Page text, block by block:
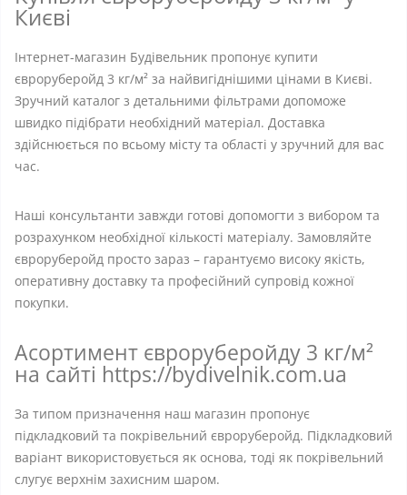
Києві
Інтернет-магазин Будівельник пропонує купити
євроруберойд 3 кг/м² за найвигіднішими цінами в Києві.
Зручний каталог з детальними фільтрами допоможе
швидко підібрати необхідний матеріал. Доставка
здійснюється по всьому місту та області у зручний для вас
час.
Наші консультанти завжди готові допомогти з вибором та
розрахунком необхідної кількості матеріалу. Замовляйте
євроруберойд просто зараз – гарантуємо високу якість,
оперативну доставку та професійний супровід кожної
покупки.
Асортимент євроруберойду 3 кг/м²
на сайті https://bydivelnik.com.ua
За типом призначення наш магазин пропонує
підкладковий та покрівельний євроруберойд. Підкладковий
варіант використовується як основа, тоді як покрівельний
слугує верхнім захисним шаром.